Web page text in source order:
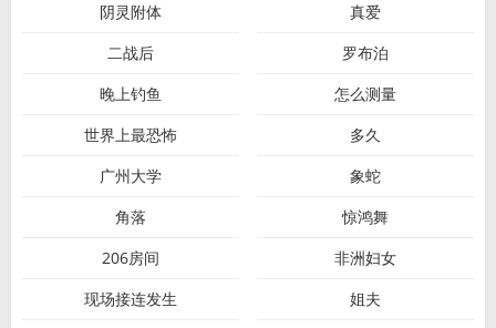
阴灵附体
真爱
二战后
罗布泊
晚上钓鱼
怎么测量
世界上最恐怖
多久
广州大学
象蛇
角落
惊鸿舞
206房间
非洲妇女
现场接连发生
姐夫